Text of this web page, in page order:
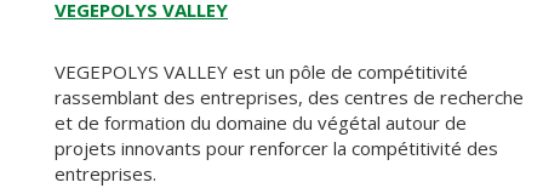
VEGEPOLYS VALLEY
VEGEPOLYS VALLEY est un pôle de compétitivité
rassemblant des entreprises, des centres de recherche
et de formation du domaine du végétal autour de
projets innovants pour renforcer la compétitivité des
entreprises.